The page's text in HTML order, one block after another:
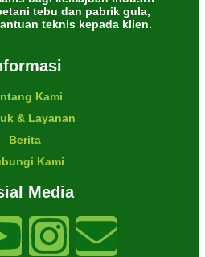
tebu dan pabrik gula,
teknis kepada klien.
Kami
& Layanan
Berita
Kami
Media